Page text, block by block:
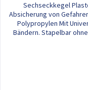
Sechseckkegel
Absicherung von
Polypropylen Mit
Bändern. Stapelbar